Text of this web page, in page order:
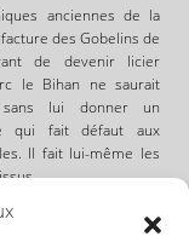
anciennes de la
des Gobelins de
de devenir licier
le Bihan ne saurait
lui donner un
qui fait défaut aux
Il fait lui-même les
aussi choisir ses